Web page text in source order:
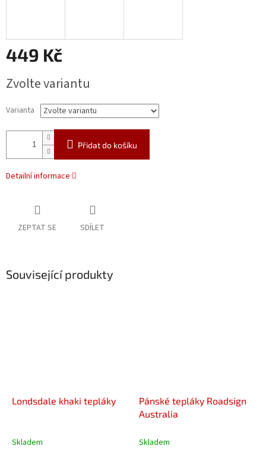
449 Kč
cena:
Zvolte variantu
Varianta
Přidat do košíku
Detailní informace
ZEPTAT SE SDÍLET
Související produkty
Londsdale khaki tepláky
Skladem
Pánské tepláky Roadsign
Australia
Skladem